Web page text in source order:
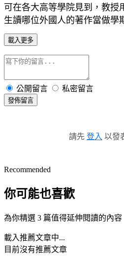
可在各大高等學院見到，教授
生讀哪位外國人的著作當做學
載入更多
公開留言 私密留言
發佈留言
請先 登入 以發
Recommended
你可能也喜歡
為你精選 3 篇值得延伸閱讀的內容
載入推薦文章中...
目前沒有推薦文章